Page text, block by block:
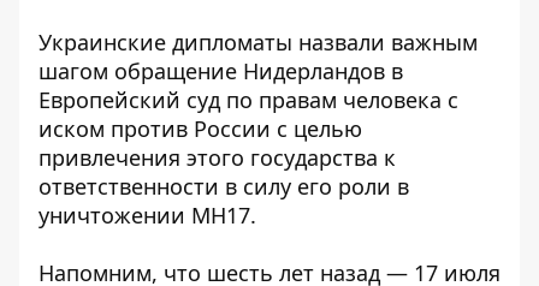
Украинские дипломаты назвали важным
шагом обращение Нидерландов в
Европейский суд по правам человека с
иском против России с целью
привлечения этого государства к
ответственности в силу его роли в
уничтожении МH17.
Напомним, что шесть лет назад — 17 июля